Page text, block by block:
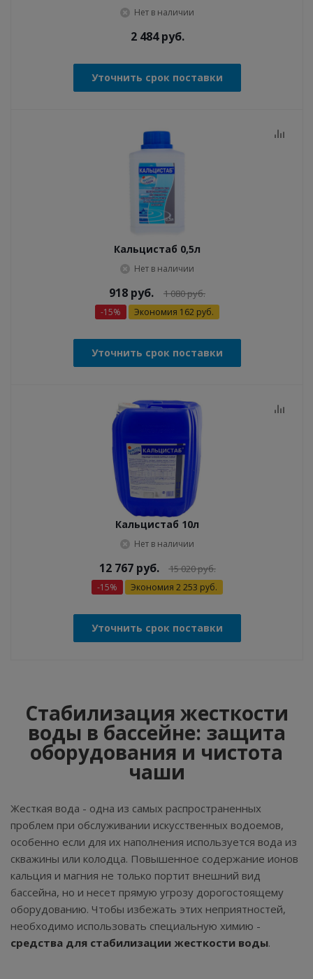
Нет в наличии
2 484руб.
Уточнить срок поставки
Кальцистаб 0,5л
Нет в наличии
918 руб. 1 080руб.
-15% Экономия 162 руб.
Уточнить срок поставки
Кальцистаб 10л
Нет в наличии
12 767руб. 15 020руб.
-15% Экономия 2 253 руб.
Уточнить срок поставки
Стабилизация жесткости
воды в бассейне: защита
оборудования и чистота
чаши
Жесткая вода - одна из самых распространенных
проблем при обслуживании искусственных водоемов,
особенно если для их наполнения используется вода из
скважины или колодца. Повышенное содержание ионов
кальция и магния не только портит внешний вид
бассейна, но и несет прямую угрозу дорогостоящему
оборудованию. Чтобы избежать этих неприятностей,
необходимо использовать специальную химию -
средства для стабилизации жесткости воды.